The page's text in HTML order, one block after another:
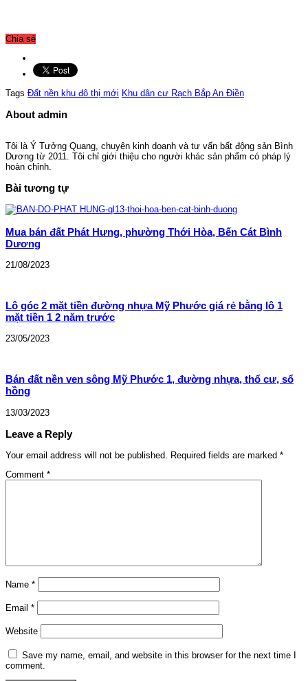
Chia sẻ
Tags Đất nền khu đô thị mới Khu dân cư Rạch Bắp An Điền
About admin
Tôi là Ý Tưởng Quang, chuyên kinh doanh và tư vấn bất động sản Bình
Dương từ 2011. Tôi chỉ giới thiệu cho người khác sản phẩm có pháp lý
hoàn chỉnh.
Bài tương tự
Mua bán đất Phát Hưng, phường Thới Hòa, Bến Cát Bình
Dương
21/08/2023
Lô góc 2 mặt tiền đường nhựa Mỹ Phước giá rẻ bằng lô 1
mặt tiền 1 2 năm trước
23/05/2023
Bán đất nền ven sông Mỹ Phước 1, đường nhựa, thổ cư, sổ
hồng
13/03/2023
Leave a Reply
Your email address will not be published. Required fields are marked *
Comment *
Name *
Email *
Website
Save my name, email, and website in this browser for the next time I
comment.